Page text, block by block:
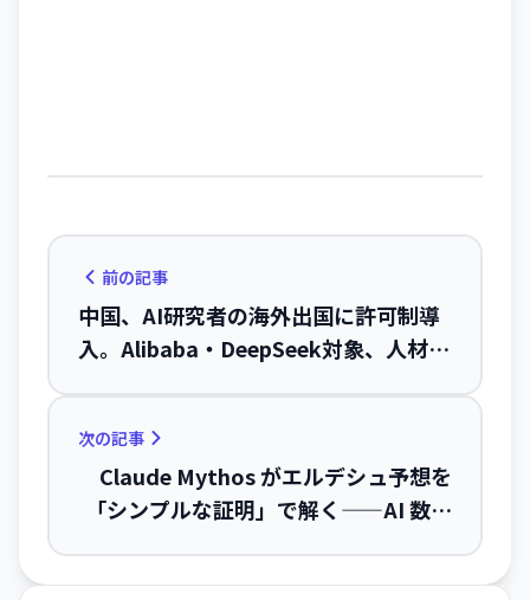
前の記事
中国、AI研究者の海外出国に許可制導
入。Alibaba・DeepSeek対象、人材囲
次の記事
Claude Mythos がエルデシュ予想を
「シンプルな証明」で解く——AI 数学